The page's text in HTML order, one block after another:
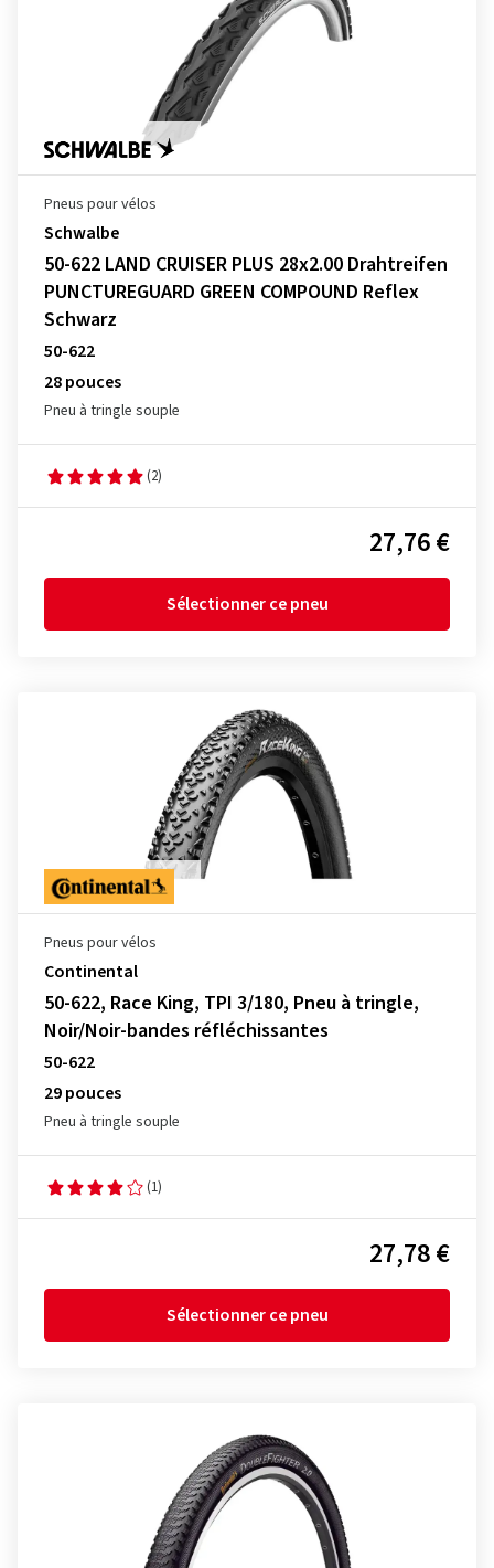
Pneus pour vélos
Schwalbe
50-622 LAND CRUISER PLUS 28x2.00 Drahtreifen
PUNCTUREGUARD GREEN COMPOUND Reflex
Schwarz
50-622
28 pouces
Pneu à tringle souple
(2)
27,76 €
Sélectionner ce pneu
Pneus pour vélos
Continental
50-622, Race King, TPI 3/180, Pneu à tringle,
Noir/Noir-bandes réfléchissantes
50-622
29 pouces
Pneu à tringle souple
(1)
27,78 €
Sélectionner ce pneu